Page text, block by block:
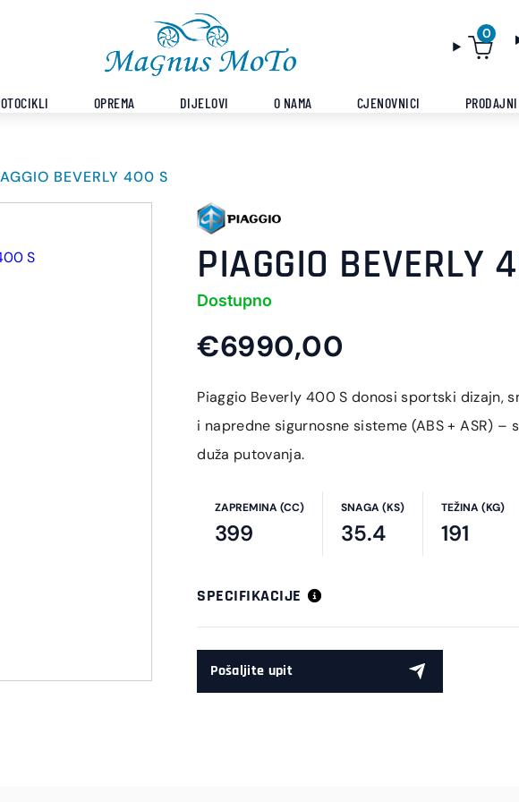
0
OPREMA DIJELOVI O NAMA CJENOVNICI
BEVERLY 400 S
PIAGGIO BEVERLY
Dostupno
€6990,00
Piaggio Beverly 400 S donosi sportski dizajn,
i napredne sigurnosne sisteme (ABS + ASR) –
duža putovanja.
ZAPREMINA (CC)
399
SNAGA (KS)
35.4
TEŽINA (KG)
191
SPECIFIKACIJE
Pošaljite upit